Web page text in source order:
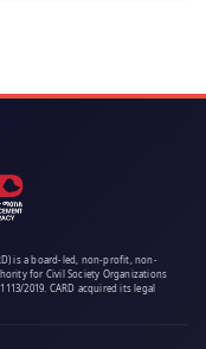
is a board-led, non-profit, non-
for Civil Society Organizations
2019. CARD acquired its legal